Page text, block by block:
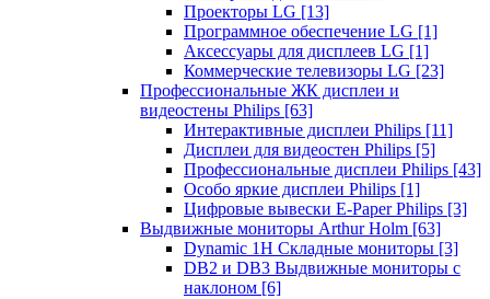
Проекторы LG [13]
Программное обеспечение LG [1]
Аксессуары для дисплеев LG [1]
Коммерческие телевизоры LG [23]
Профессиональные ЖК дисплеи и
видеостены Philips [63]
Интерактивные дисплеи Philips [11]
Дисплеи для видеостен Philips [5]
Профессиональные дисплеи Philips [43]
Особо яркие дисплеи Philips [1]
Цифровые вывески E-Paper Philips [3]
Выдвижные мониторы Arthur Holm [63]
Dynamic 1Н Складные мониторы [3]
DB2 и DB3 Выдвижные мониторы с
наклоном [6]